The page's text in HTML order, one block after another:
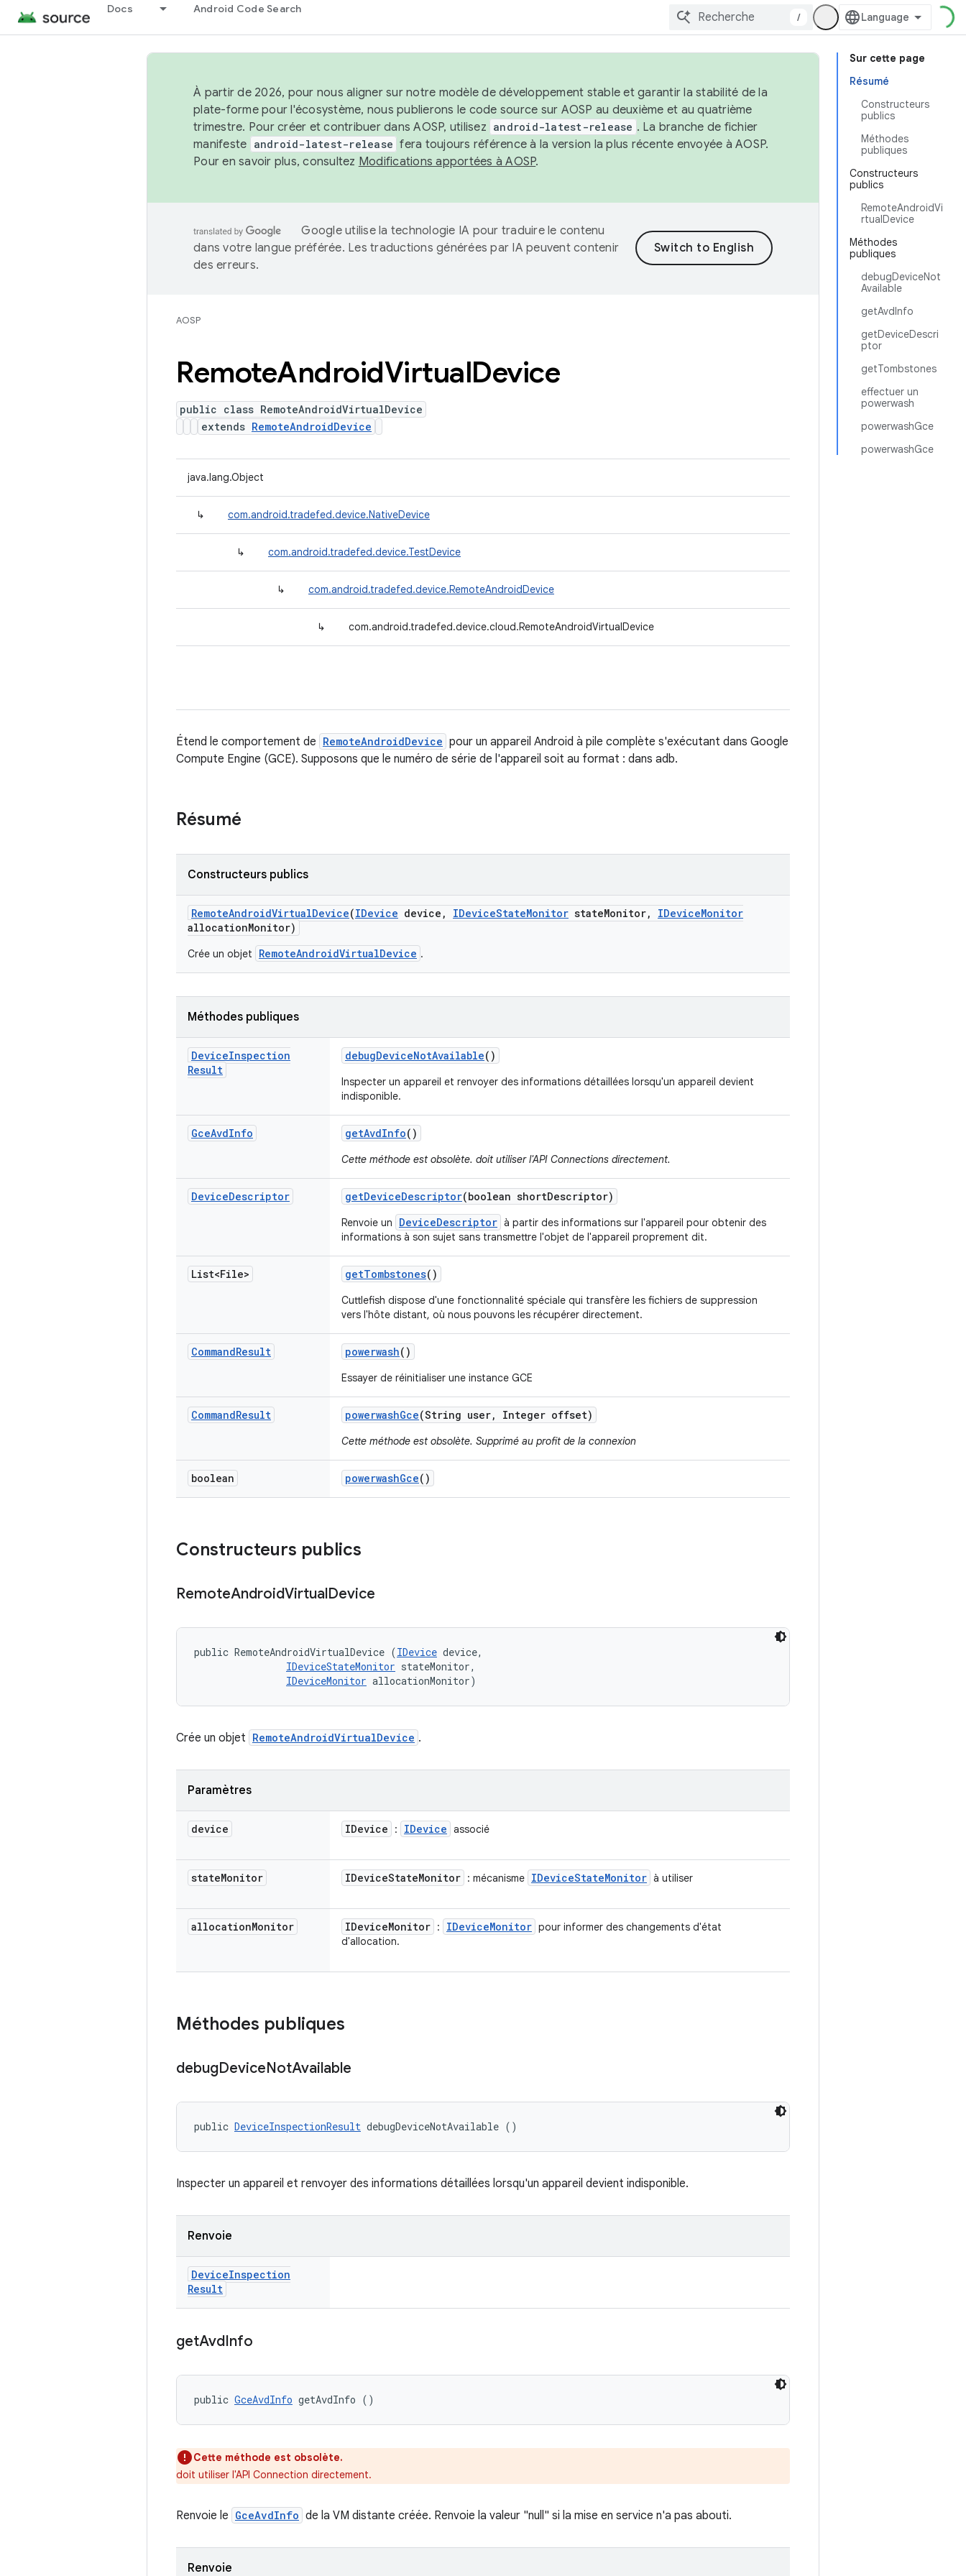
Docs Android Code Search
/
Sur cette page
Résumé
Constructeurs
publics
Méthodes
publiques
Constructeurs
publics
RemoteAndroidVi
rtualDevice
Méthodes
publiques
debugDeviceNot
Available
getAvdInfo
getDeviceDescri
ptor
getTombstones
effectuer un
powerwash
powerwashGce
powerwashGce
À partir de 2026, pour nous aligner sur notre modèle de développement stable et garantir la stabilité de la
plate-forme pour l'écosystème, nous publierons le code source sur AOSP au deuxième et au quatrième
trimestre. Pour créer et contribuer dans AOSP, utilisez android-latest-release . La branche de fichier
manifeste android-latest-release fera toujours référence à la version la plus récente envoyée à AOSP.
Pour en savoir plus, consultez Modifications apportées à AOSP.
Google utilise la technologie IA pour traduire le contenu
dans votre langue préférée. Les traductions générées par IA peuvent contenir
des erreurs.
AOSP
RemoteAndroidVirtualDevice
public class RemoteAndroidVirtualDevice
extends RemoteAndroidDevice
java.lang.Object
↳ com.android.tradefed.device.NativeDevice
↳ com.android.tradefed.device.TestDevice
↳ com.android.tradefed.device.RemoteAndroidDevice
↳ com.android.tradefed.device.cloud.RemoteAndroidVirtualDevice
Étend le comportement de RemoteAndroidDevice pour un appareil Android à pile complète s'exécutant dans Google
Compute Engine (GCE). Supposons que le numéro de série de l'appareil soit au format : dans adb.
Résumé
Constructeurs publics
RemoteAndroidVirtualDevice(IDevice device , IDeviceStateMonitor stateMonitor, IDeviceMonitor
allocationMonitor)
Crée un objet RemoteAndroidVirtualDevice .
Méthodes publiques
DeviceInspection
Result
debugDeviceNotAvailable()
Inspecter un appareil et renvoyer des informations détaillées lorsqu'un appareil devient
indisponible.
GceAvdInfo getAvdInfo()
Cette méthode est obsolète. doit utiliser l'API Connections directement.
DeviceDescriptor getDeviceDescriptor(boolean shortDescriptor)
Renvoie un DeviceDescriptor à partir des informations sur l'appareil pour obtenir des
informations à son sujet sans transmettre l'objet de l'appareil proprement dit.
List<File> getTombstones()
Cuttlefish dispose d'une fonctionnalité spéciale qui transfère les fichiers de suppression
vers l'hôte distant, où nous pouvons les récupérer directement.
CommandResult powerwash()
Essayer de réinitialiser une instance GCE
CommandResult powerwashGce(String user, Integer offset)
Cette méthode est obsolète. Supprimé au profit de la connexion
boolean powerwashGce()
Constructeurs publics
RemoteAndroidVirtualDevice
public RemoteAndroidVirtualDevice (IDevice device,
IDeviceStateMonitor stateMonitor,
IDeviceMonitor allocationMonitor)
Crée un objet RemoteAndroidVirtualDevice .
Paramètres
device IDevice : IDevice associé
stateMonitor IDeviceStateMonitor : mécanisme IDeviceStateMonitor à utiliser
allocationMonitor IDeviceMonitor : IDeviceMonitor pour informer des changements d'état
d'allocation.
Méthodes publiques
debugDeviceNotAvailable
public DeviceInspectionResult debugDeviceNotAvailable ()
Inspecter un appareil et renvoyer des informations détaillées lorsqu'un appareil devient indisponible.
Renvoie
DeviceInspection
Result
getAvdInfo
public GceAvdInfo getAvdInfo ()
Cette méthode est obsolète.
doit utiliser l'API Connection directement.
Renvoie le GceAvdInfo de la VM distante créée. Renvoie la valeur "null" si la mise en service n'a pas abouti.
Renvoie